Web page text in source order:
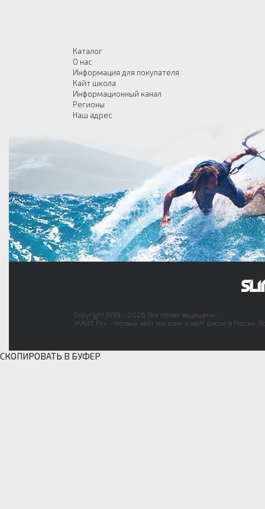
Каталог
О нас
Информация для покупателя
Кайт школа
Информационный канал
Регионы
Наш адрес
Copyright 1999 - 2026. Все права защищены.
«КАЙТ РУ» - первый кайт магазин и кайт школа в России.
СКОПИРОВАТЬ В БУФЕР